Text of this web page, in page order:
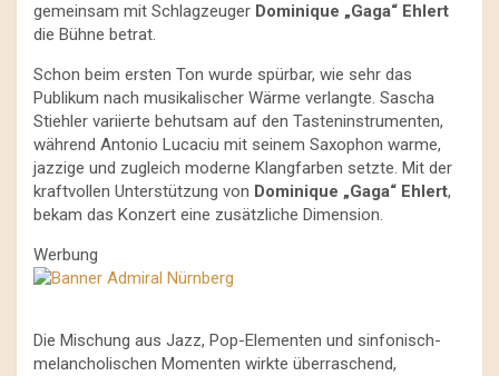
gemeinsam mit Schlagzeuger Dominique „Gaga“ Ehlert
die Bühne betrat.
Schon beim ersten Ton wurde spürbar, wie sehr das
Publikum nach musikalischer Wärme verlangte. Sascha
Stiehler variierte behutsam auf den Tasteninstrumenten,
während Antonio Lucaciu mit seinem Saxophon warme,
jazzige und zugleich moderne Klangfarben setzte. Mit der
kraftvollen Unterstützung von Dominique „Gaga“ Ehlert,
bekam das Konzert eine zusätzliche Dimension.
Werbung
Die Mischung aus Jazz, Pop-Elementen und sinfonisch-
melancholischen Momenten wirkte überraschend,